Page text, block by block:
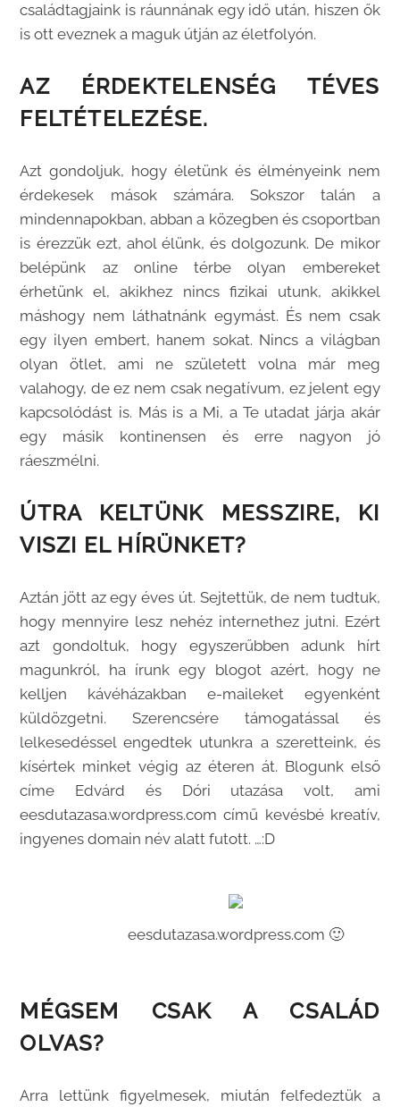
családtagjaink is ráunnának egy idő után, hiszen ők
is ott eveznek a maguk útján az életfolyón.
AZ ÉRDEKTELENSÉG TÉVES
FELTÉTELEZÉSE.
Azt gondoljuk, hogy életünk és élményeink nem
érdekesek mások számára. Sokszor talán a
mindennapokban, abban a közegben és csoportban
is érezzük ezt, ahol élünk, és dolgozunk. De mikor
belépünk az online térbe olyan embereket
érhetünk el, akikhez nincs fizikai utunk, akikkel
máshogy nem láthatnánk egymást. És nem csak
egy ilyen embert, hanem sokat. Nincs a világban
olyan ötlet, ami ne született volna már meg
valahogy, de ez nem csak negatívum, ez jelent egy
kapcsolódást is. Más is a Mi, a Te utadat járja akár
egy másik kontinensen és erre nagyon jó
ráeszmélni.
ÚTRA KELTÜNK MESSZIRE, KI
VISZI EL HÍRÜNKET?
Aztán jött az egy éves út. Sejtettük, de nem tudtuk,
hogy mennyire lesz nehéz internethez jutni. Ezért
azt gondoltuk, hogy egyszerűbben adunk hírt
magunkról, ha írunk egy blogot azért, hogy ne
kelljen kávéházakban e-maileket egyenként
küldözgetni. Szerencsére támogatással és
lelkesedéssel engedtek utunkra a szeretteink, és
kísértek minket végig az éteren át. Blogunk első
címe Edvárd és Dóri utazása volt, ami
eesdutazasa.wordpress.com című kevésbé kreatív,
ingyenes domain név alatt futott. …:D
eesdutazasa.wordpress.com 🙂
MÉGSEM CSAK A CSALÁD
OLVAS?
Arra lettünk figyelmesek, miután felfedeztük a